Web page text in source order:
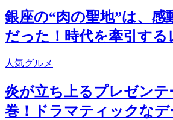
銀座の“肉の聖地”は、感
だった！時代を牽引す
人気グルメ
炎が立ち上るプレゼン
巻！ドラマティックな